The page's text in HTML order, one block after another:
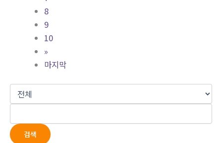
8
9
10
»
마지막
검색